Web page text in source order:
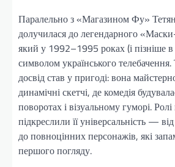
Паралельно з «Магазином Фу»
долучилася до легендарного
який у 1992–1995 роках (і пізніше
символом українського телебачення.
досвід став у пригоді: вона
динамічні скетчі, де комедія
поворотах і візуальному гуморі.
підкреслили її універсальність —
до повноцінних персонажів, які
першого погляду.